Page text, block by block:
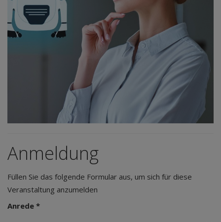
Anmeldung
Füllen Sie das folgende Formular aus, um sich für diese
Veranstaltung anzumelden
Anrede *